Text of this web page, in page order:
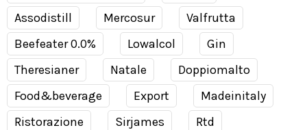
Assodistill
Mercosur
Valfrutta
Beefeater 0.0%
Lowalcol
Gin
Theresianer
Natale
Doppiomalto
Food&beverage
Export
Madeinitaly
Ristorazione
Sirjames
Rtd